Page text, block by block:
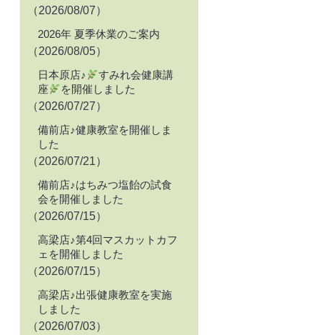
（2026/08/07）
2026年 夏季休業のご案内
（2026/08/05）
日本原店♪
すみれ会健康講
座
を開催しました
（2026/07/27）
備前店♪健康教室を開催しま
した
（2026/07/21）
備前店♪はちみつ塩飴の試食
会を開催しました
（2026/07/15）
高梁店♪第4回マスカットカフ
ェを開催しました
（2026/07/15）
高梁店♪出張健康教室を実施
しました
（2026/07/03）